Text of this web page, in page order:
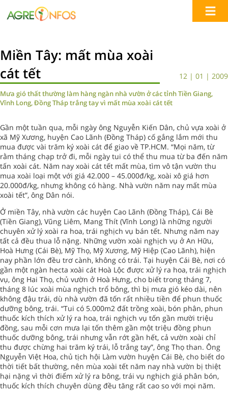
Miền Tây: mất mùa xoài
cát tết
12 | 01 | 2009
Mưa gió thất thường làm hàng ngàn nhà vườn ở các tỉnh Tiền Giang,
Vĩnh Long, Đồng Tháp trắng tay vì mất mùa xoài cát tết
Gần một tuần qua, mỗi ngày ông Nguyễn Kiến Dân, chủ vựa xoài ở
xã Mỹ Xương, huyện Cao Lãnh (Đồng Tháp) cố gắng lắm mới thu
mua được vài trăm ký xoài cát để giao về TP.HCM. “Mọi năm, từ
rằm tháng chạp trở đi, mỗi ngày tui có thể thu mua từ ba đến năm
tấn xoài cát. Năm nay xoài cát tết mất mùa, tìm vô tận vườn thu
mua xoài loại một với giá 42.000 – 45.000đ/kg, xoài xô giá hơn
20.000đ/kg, nhưng không có hàng. Nhà vườn năm nay mất mùa
xoài tết”, ông Dân nói.
Ở miền Tây, nhà vườn các huyện Cao Lãnh (Đồng Tháp), Cái Bè
(Tiền Giang), Vũng Liêm, Mang Thít (Vĩnh Long) là những người
chuyên xử lý xoài ra hoa, trái nghịch vụ bán tết. Nhưng năm nay
tất cả đều thua lỗ nặng. Những vườn xoài nghịch vụ ở An Hữu,
Hoà Hưng (Cái Bè), Mỹ Thọ, Mỹ Xương, Mỹ Hiệp (Cao Lãnh), hiện
nay phần lớn đều trơ cành, không có trái. Tại huyện Cái Bè, nơi có
gần một ngàn hecta xoài cát Hoà Lộc được xử lý ra hoa, trái nghịch
vụ, ông Hai Thọ, chủ vườn ở Hoà Hưng, cho biết trong tháng 7,
tháng 8 lúc xoài mùa nghịch trổ bông, thì bị mưa gió kéo dài, nên
không đậu trái, dù nhà vườn đã tốn rất nhiều tiền để phun thuốc
dưỡng bông, trái. “Tui có 5.000m2 đất trồng xoài, bón phân, phun
thuốc kích thích xử lý ra hoa, trái nghịch vụ tốn gần mười triệu
đồng, sau mỗi cơn mưa lại tốn thêm gần một triệu đồng phun
thuốc dưỡng bông, trái nhưng vẫn rớt gần hết, cả vườn xoài chỉ
thu được chừng hai trăm ký trái, lỗ trắng tay”, ông Thọ than. Ông
Nguyễn Việt Hoa, chủ tịch hội Làm vườn huyện Cái Bè, cho biết do
thời tiết bất thường, nên mùa xoài tết năm nay nhà vườn bị thiệt
hại nặng vì thời điểm xử lý ra bông, trái vụ nghịch giá phân bón,
thuốc kích thích chuyên dùng đều tăng rất cao so với mọi năm.